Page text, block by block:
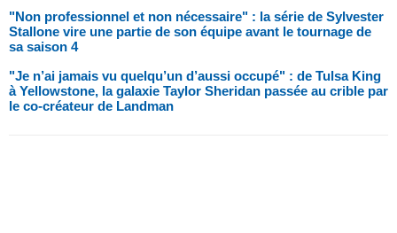
"Non professionnel et non nécessaire" : la série de Sylvester
Stallone vire une partie de son équipe avant le tournage de
sa saison 4
"Je n’ai jamais vu quelqu’un d’aussi occupé" : de Tulsa King
à Yellowstone, la galaxie Taylor Sheridan passée au crible par
le co-créateur de Landman